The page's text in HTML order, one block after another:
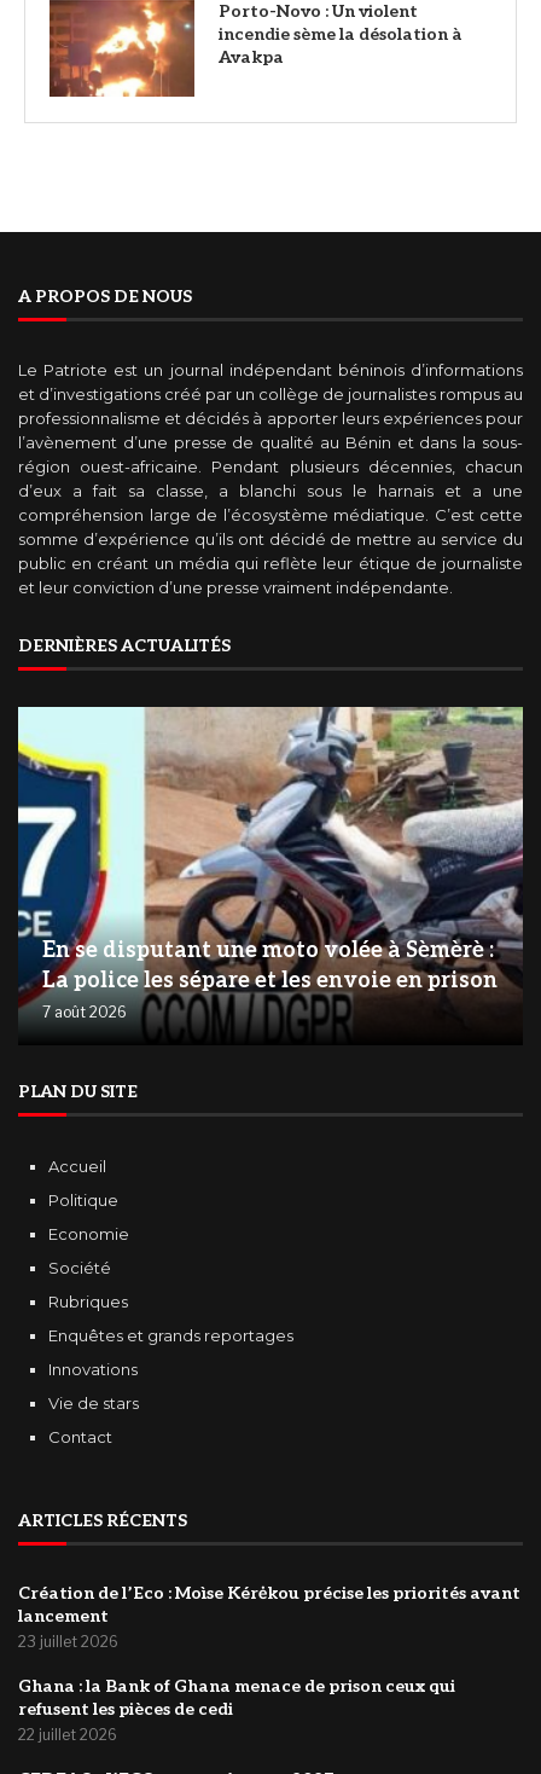
Porto-Novo : Un violent
incendie sème la désolation à
Avakpa
A PROPOS DE NOUS
Le Patriote est un journal indépendant béninois d’informations
et d’investigations créé par un collège de journalistes rompus au
professionnalisme et décidés à apporter leurs expériences pour
l’avènement d’une presse de qualité au Bénin et dans la sous-
région ouest-africaine. Pendant plusieurs décennies, chacun
d’eux a fait sa classe, a blanchi sous le harnais et a une
compréhension large de l’écosystème médiatique. C’est cette
somme d’expérience qu’ils ont décidé de mettre au service du
public en créant un média qui reflète leur étique de journaliste
et leur conviction d’une presse vraiment indépendante.
DERNIÈRES ACTUALITÉS
En se disputant une moto volée à Sèmèrè :
La police les sépare et les envoie en prison
7 août 2026
PLAN DU SITE
Accueil
Politique
Economie
Société
Rubriques
Enquêtes et grands reportages
Innovations
Vie de stars
Contact
ARTICLES RÉCENTS
Création de l’Eco : Moìse Kérėkou précise les priorités avant
lancement
23 juillet 2026
‎Ghana : la Bank of Ghana menace de prison ceux qui
refusent les pièces de cedi
22 juillet 2026